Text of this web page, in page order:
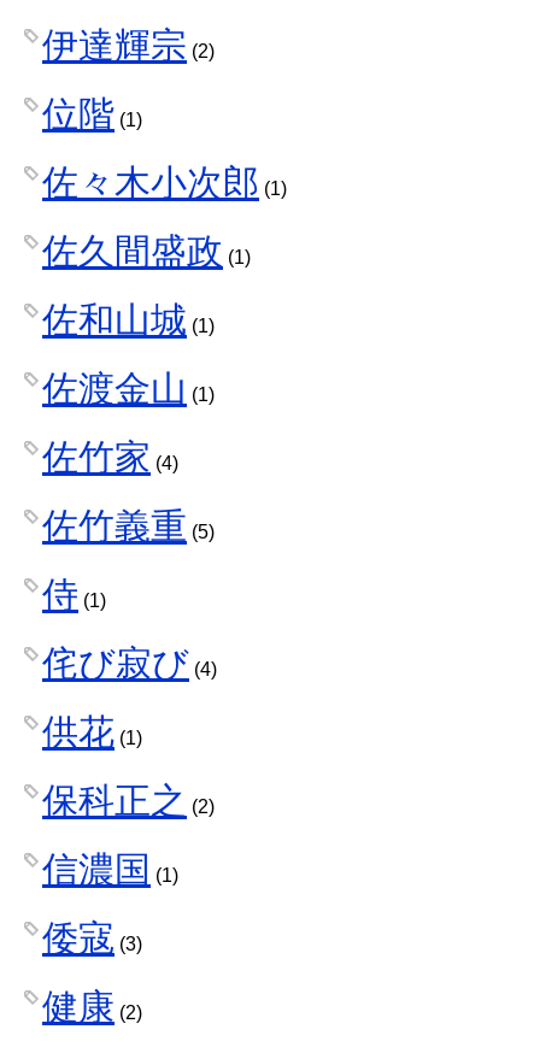
伊達輝宗 (2)
位階 (1)
佐々木小次郎 (1)
佐久間盛政 (1)
佐和山城 (1)
佐渡金山 (1)
佐竹家 (4)
佐竹義重 (5)
侍 (1)
侘び寂び (4)
供花 (1)
保科正之 (2)
信濃国 (1)
倭寇 (3)
健康 (2)